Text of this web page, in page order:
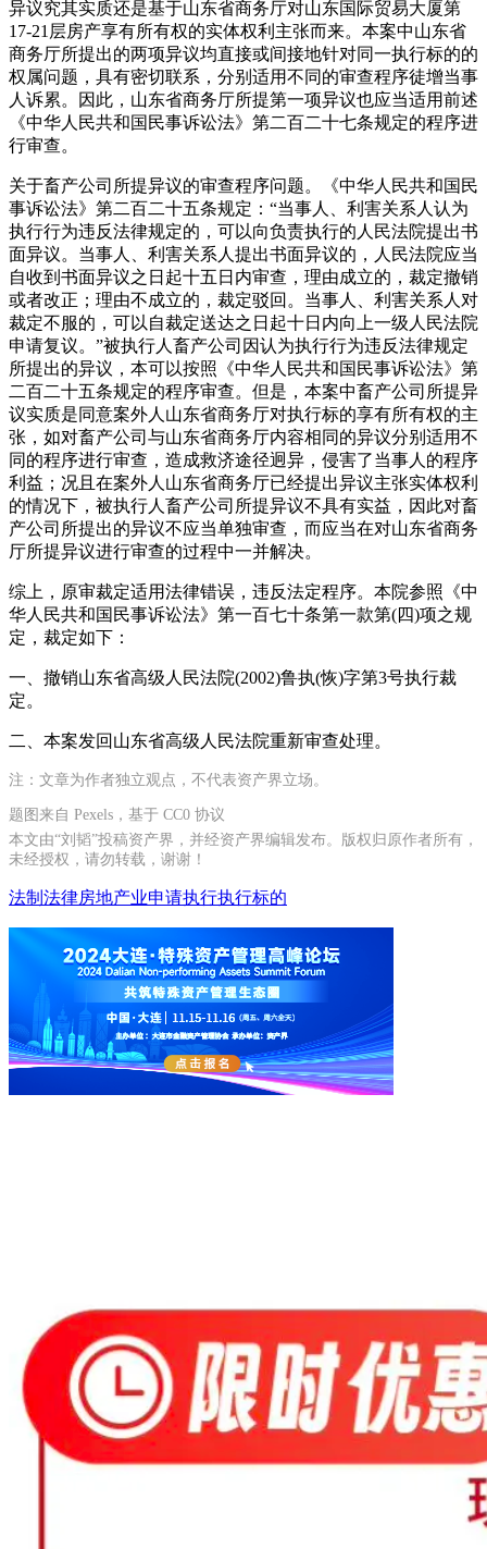
异议究其实质还是基于山东省商务厅对山东国际贸易大厦第
17-21层房产享有所有权的实体权利主张而来。本案中山东省
商务厅所提出的两项异议均直接或间接地针对同一执行标的的
权属问题，具有密切联系，分别适用不同的审查程序徒增当事
人诉累。因此，山东省商务厅所提第一项异议也应当适用前述
《中华人民共和国民事诉讼法》第二百二十七条规定的程序进
行审查。
关于畜产公司所提异议的审查程序问题。《中华人民共和国民
事诉讼法》第二百二十五条规定：“当事人、利害关系人认为
执行行为违反法律规定的，可以向负责执行的人民法院提出书
面异议。当事人、利害关系人提出书面异议的，人民法院应当
自收到书面异议之日起十五日内审查，理由成立的，裁定撤销
或者改正；理由不成立的，裁定驳回。当事人、利害关系人对
裁定不服的，可以自裁定送达之日起十日内向上一级人民法院
申请复议。”被执行人畜产公司因认为执行行为违反法律规定
所提出的异议，本可以按照《中华人民共和国民事诉讼法》第
二百二十五条规定的程序审查。但是，本案中畜产公司所提异
议实质是同意案外人山东省商务厅对执行标的享有所有权的主
张，如对畜产公司与山东省商务厅内容相同的异议分别适用不
同的程序进行审查，造成救济途径迥异，侵害了当事人的程序
利益；况且在案外人山东省商务厅已经提出异议主张实体权利
的情况下，被执行人畜产公司所提异议不具有实益，因此对畜
产公司所提出的异议不应当单独审查，而应当在对山东省商务
厅所提异议进行审查的过程中一并解决。
综上，原审裁定适用法律错误，违反法定程序。本院参照《中
华人民共和国民事诉讼法》第一百七十条第一款第(四)项之规
定，裁定如下：
一、撤销山东省高级人民法院(2002)鲁执(恢)字第3号执行裁
定。
二、本案发回山东省高级人民法院重新审查处理。
注：文章为作者独立观点，不代表资产界立场。
题图来自 Pexels，基于 CC0 协议
本文由“刘韬”投稿资产界，并经资产界编辑发布。版权归原作者所有，
未经授权，请勿转载，谢谢！
法制 法律房地产业申请执行执行标的